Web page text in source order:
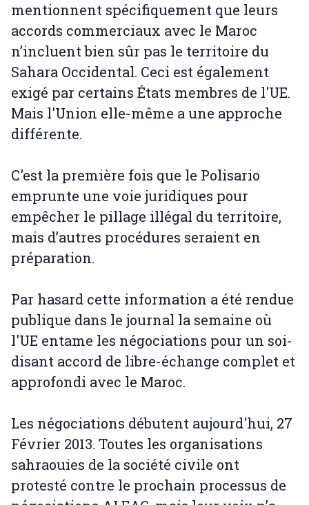
mentionnent spécifiquement que leurs
accords commerciaux avec le Maroc
n’incluent bien sûr pas le territoire du
Sahara Occidental. Ceci est également
exigé par certains États membres de l'UE.
Mais l'Union elle-même a une approche
différente.
C'est la première fois que le Polisario
emprunte une voie juridiques pour
empêcher le pillage illégal du territoire,
mais d’autres procédures seraient en
préparation.
Par hasard cette information a été rendue
publique dans le journal la semaine où
l'UE entame les négociations pour un soi-
disant accord de libre-échange complet et
approfondi avec le Maroc.
Les négociations débutent aujourd'hui, 27
Février 2013. Toutes les organisations
sahraouies de la société civile ont
protesté contre le prochain processus de